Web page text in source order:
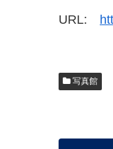
URL:
写真館